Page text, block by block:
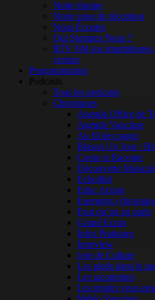
Notre équipe
Notre zone de réception
Nous Écouter
Qui Sommes Nous ?
RTV FM sur
voiture
Programmation
Podcasts
Tous les podcasts
Chroniques
Agenda Office de
Agenda Vaucluse
Au fil des pages
Blason Un Jour /
Conte et Raconte
Découverte
Echolibri
Educ Action
Energetix
Faut qu’on en parle
Grand Ecran
Infos Pratiques
Interview
Joie de Culture
Les pieds dans le
Les racontottes
Les rendez vous